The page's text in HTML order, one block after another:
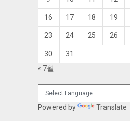
16 17 18 19
23 24 25 26
30
31
« 7월
Powered by Translate